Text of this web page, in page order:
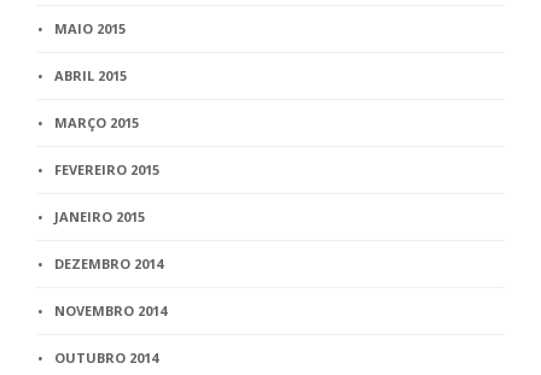
MAIO 2015
ABRIL 2015
MARÇO 2015
FEVEREIRO 2015
JANEIRO 2015
DEZEMBRO 2014
NOVEMBRO 2014
OUTUBRO 2014